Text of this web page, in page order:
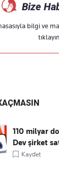
Bize
bilgi ve
tıklayın
110 milyar
Dev şirket
Kaydet